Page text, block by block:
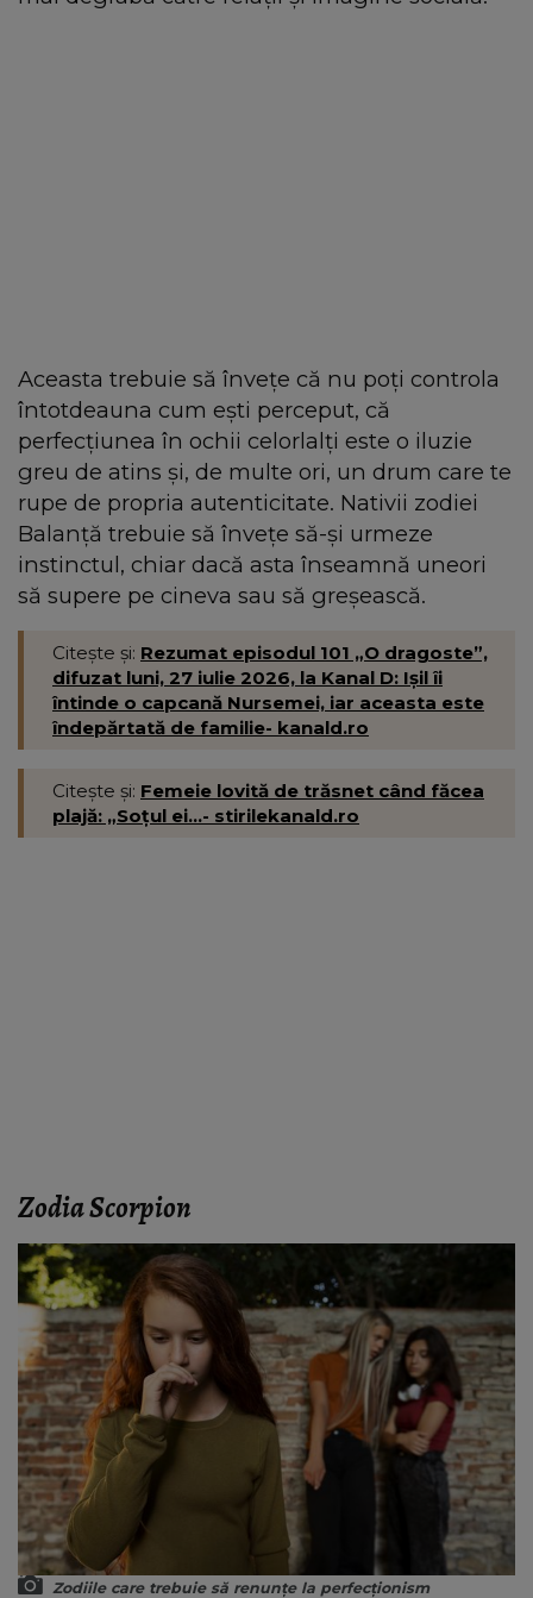
Aceasta trebuie să învețe că nu poți controla
întotdeauna cum ești perceput, că
perfecțiunea în ochii celorlalți este o iluzie
greu de atins și, de multe ori, un drum care te
rupe de propria autenticitate. Nativii zodiei
Balanță trebuie să învețe să-și urmeze
instinctul, chiar dacă asta înseamnă uneori
să supere pe cineva sau să greșească.
Citește și: Rezumat episodul 101 „O dragoste”,
difuzat luni, 27 iulie 2026, la Kanal D: Ișil îi
întinde o capcană Nursemei, iar aceasta este
îndepărtată de familie- kanald.ro
Citește și: Femeie lovită de trăsnet când făcea
plajă: „Soțul ei...- stirilekanald.ro
Zodia Scorpion
Zodiile care trebuie să renunțe la perfecționism